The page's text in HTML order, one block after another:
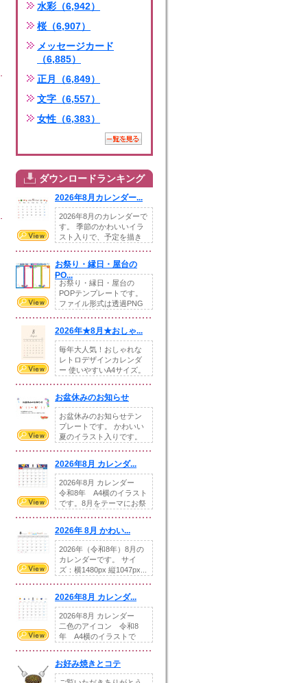
水彩（6,942）
桜（6,907）
メッセージカード
（6,885）
正月（6,849）
文字（6,557）
女性（6,383）
ダウンロードランキング
2026年8月カレンダー...
2026年8月のカレンダーで
す。 季節のかわいいイラ
スト入りで、予定を描き
お祭り・縁日・屋台の
PO...
お祭り・縁日・屋台の
POPテンプレートです。
ファイル形式は透過PNG
2026年★8月★おしゃ...
毎年大人気！おしゃれな
レトロデザインカレンダ
ー 使いやすいA4サイズ。
お盆休みのお知らせ
お盆休みのお知らせテン
プレートです。 かわいい
夏のイラスト入りです。
2026年8月 カレンダ...
2026年8月 カレンダー
令和8年 A4横のイラスト
です。8月をテーマにお祭
2026年 8月 かわい...
2026年（令和8年）8月の
カレンダーです。 サイ
ズ：横1480px 縦1047px...
2026年8月 カレンダ...
2026年8月 カレンダー
二色のアイコン 令和8
年 A4横のイラストで
お好み焼きとコテ